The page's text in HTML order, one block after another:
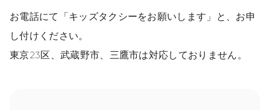
お電話にて「キッズタクシーをお願いします」と、お申
し付けください。
東京23区、武蔵野市、三鷹市は対応しておりません。